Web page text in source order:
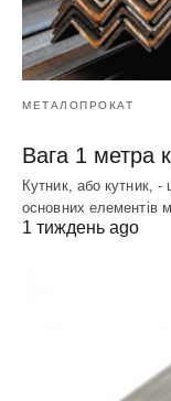
МЕТАЛОПРОКАТ
Вага 1 метра
Кутник, або кутник, -
основних елементів
1 тиждень ago